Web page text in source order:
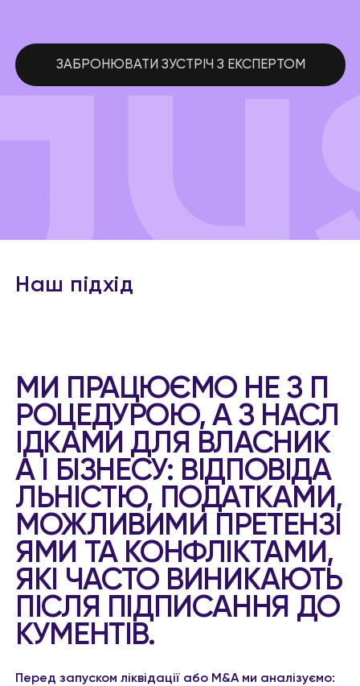
ЗАБРОНЮВАТИ ЗУСТРІЧ З ЕКСПЕРТОМ
Наш підхід
МИ ПРАЦЮЄМО НЕ З П
РОЦЕДУРОЮ, А З НАСЛ
ІДКАМИ ДЛЯ ВЛАСНИК
А І БІЗНЕСУ: ВІДПОВІДА
ЛЬНІСТЮ, ПОДАТКАМИ,
МОЖЛИВИМИ ПРЕТЕНЗІ
ЯМИ ТА КОНФЛІКТАМИ,
ЯКІ ЧАСТО ВИНИКАЮТЬ
ПІСЛЯ ПІДПИСАННЯ ДО
КУМЕНТІВ.
Перед запуском ліквідації або M&A ми аналізуємо: